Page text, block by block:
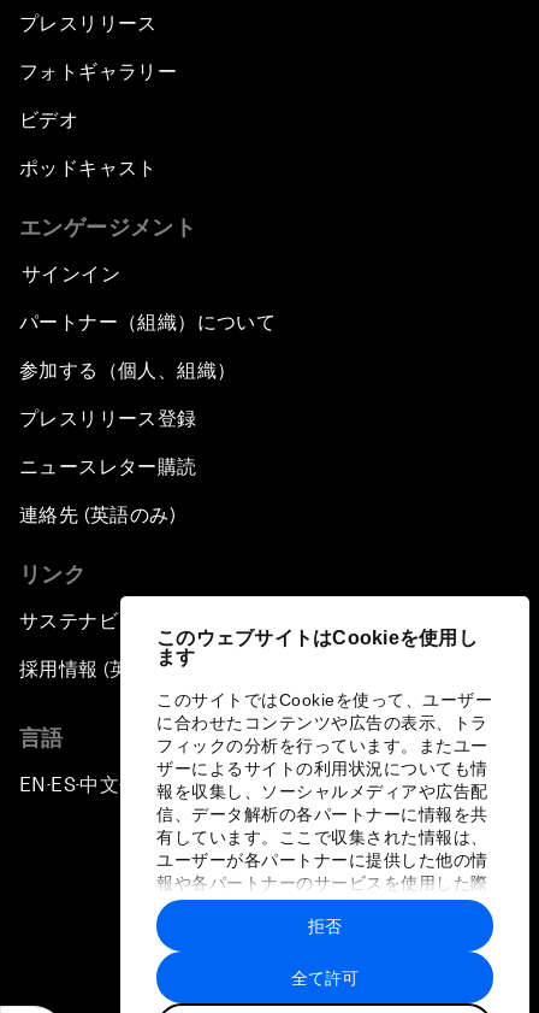
このウェブサイトはCookieを使用し
ます
このサイトではCookieを使って、ユーザー
に合わせたコンテンツや広告の表示、トラ
フィックの分析を行っています。またユー
ザーによるサイトの利用状況についても情
報を収集し、ソーシャルメディアや広告配
信、データ解析の各パートナーに情報を共
有しています。ここで収集された情報は、
ユーザーが各パートナーに提供した他の情
報や各パートナーのサービスを使用した際
に収集された情報と組み合わされ、各パー
トナーによって使用されることがありま
す。
全て許可
拒否
プレスリリース
フォトギャラリー
ビデオ
ポッドキャスト
エンゲージメント
サインイン
パートナー（組織）について
参加する（個人、組織）
プレスリリース登録
ニュースレター購読
連絡先 (英語のみ)
リンク
サステナビリティへの取り組み
採用情報 (英語のみ)
言語
EN ▪ES▪中文▪ 日本語
プライバシーポリシーと利用規約
サイトマップ